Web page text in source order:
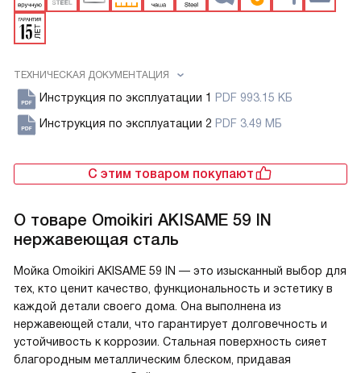
ТЕХНИЧЕСКАЯ ДОКУМЕНТАЦИЯ
Инструкция по эксплуатации 1
PDF 993.15 КБ
Инструкция по эксплуатации 2 PDF 3.49 МБ
С этим товаром покупают
О товаре Omoikiri AKISAME 59 IN
нержавеющая сталь
Мойка Omoikiri AKISAME 59 IN — это изысканный выбор для
тех, кто ценит качество, функциональность и эстетику в
каждой детали своего дома. Она выполнена из
нержавеющей стали, что гарантирует долговечность и
устойчивость к коррозии. Стальная поверхность сияет
благородным металлическим блеском, придавая